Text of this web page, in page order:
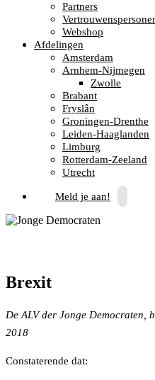
Partners
Webshop
Afdelingen
Amsterdam
Arnhem-Nijmegen
Zwolle
Brabant
Fryslân
Groningen-Drenthe
Leiden-Haaglanden
Limburg
Rotterdam-Zeeland
Utrecht
Meld je aan!
Brexit
De ALV der Jonge Democraten,
2018
Constaterende dat: